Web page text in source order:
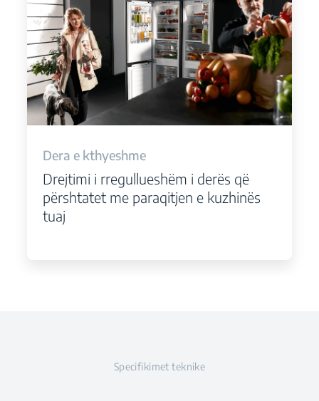
Dera e kthyeshme
Drejtimi i rregullueshëm i derës që
përshtatet me paraqitjen e kuzhinës
tuaj
Specifikimet teknike